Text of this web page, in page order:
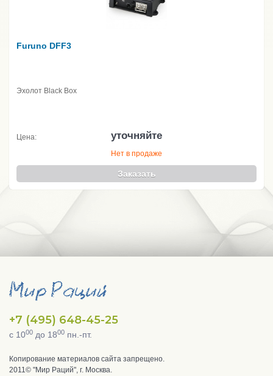
Furuno DFF3
Эхолот Black Box
Цена: уточняйте
Нет в продаже
Заказать
+7 (495) 648-45-25
с 1000 до 1800 пн.-пт.
Копирование материалов сайта запрещено.
2011© "Мир Раций", г. Москва.